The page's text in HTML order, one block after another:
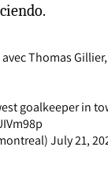
Thomas
goalkeeper in
July 21,